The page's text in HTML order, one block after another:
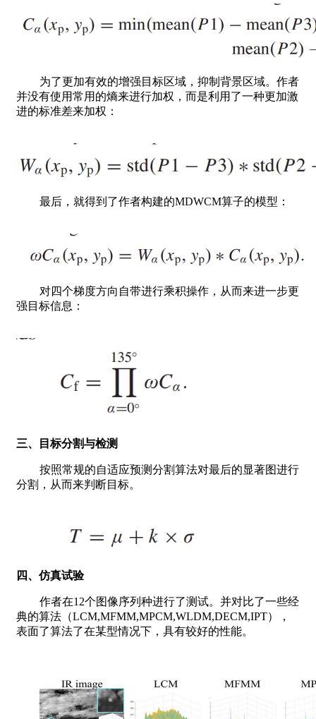
为了更加有效的增强目标区域，抑制背景区域。作者
并没有使用常用的熵来进行加权，而是利用了一种更加激
进的标准差来加权：
最后，就得到了作者构建的MDWCM算子的模型：
对四个梯度方向自带进行乘积操作，从而来进一步更
强目标信息：
三、目标分割与检测
按照常规的自适应预测分割算法对最后的显著图进行
分割，从而来判断目标。
四、仿真试验
作者在12个图像序列种进行了测试。并对比了一些经
典的算法（LCM,MFMM,MPCM,WLDM,DECM,IPT），
表面了算法了在某型情况下，具有较好的性能。